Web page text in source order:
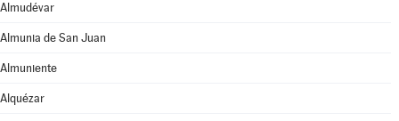
Almudévar
Almunia de San Juan
Almuniente
Alquézar